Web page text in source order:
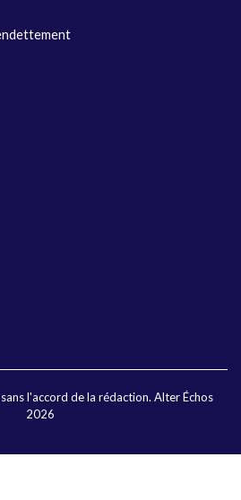
l'accord de la rédaction. Alter Échos
2026